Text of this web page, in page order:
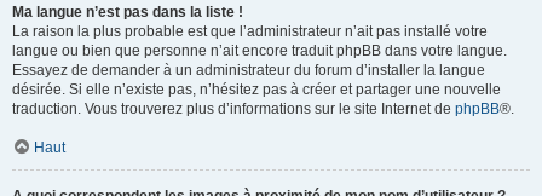
Ma langue n’est pas dans la liste !
La raison la plus probable est que l’administrateur n’ait pas installé votre
langue ou bien que personne n’ait encore traduit phpBB dans votre langue.
Essayez de demander à un administrateur du forum d’installer la langue
désirée. Si elle n’existe pas, n’hésitez pas à créer et partager une nouvelle
traduction. Vous trouverez plus d’informations sur le site Internet de phpBB®.
Haut